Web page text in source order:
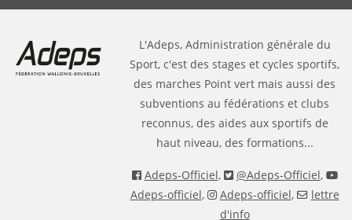
L'Adeps, Administration générale du
Sport, c'est des stages et cycles sportifs,
des marches Point vert mais aussi des
subventions au fédérations et clubs
reconnus, des aides aux sportifs de
haut niveau, des formations...
Adeps-Officiel, @Adeps-Officiel,
Adeps-officiel, Adeps-officiel,
lettre
d'info